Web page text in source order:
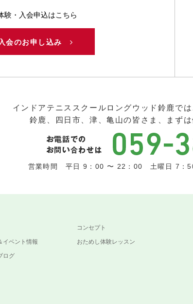
験・入会申込はこちら
会のお申し込み
インドアテニススクールロングウッド鈴鹿で
鈴鹿、四日市、津、亀山の皆さま、まず
営業時間 平日 9：00 〜 22：00 土曜日 7：
イベント情報
ログ
コンセプト
おためし体験レッスン